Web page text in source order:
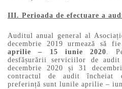
III. Perioada de efectuare a
Auditul anual general al
decembrie 2019 urmează să
aprilie – 15 iunie 2020.
desfășurării serviciilor de
decembrie 2020 și 31
contractul de audit încheiat
preferință sunt lunile aprilie –